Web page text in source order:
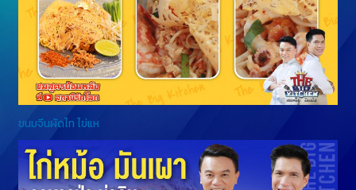
ขนมจีนผัดไท ไข่แห